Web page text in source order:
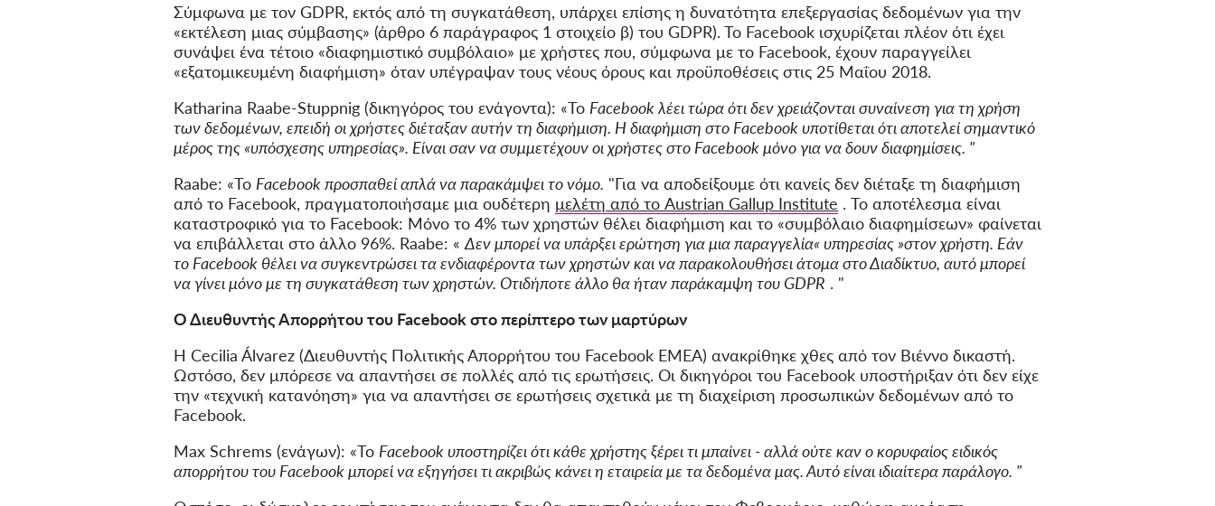
Σύμφωνα με τον GDPR, εκτός από τη συγκατάθεση, υπάρχει επίσης η δυνατότητα επεξεργασίας δεδομένων για την
«εκτέλεση μιας σύμβασης» (άρθρο 6 παράγραφος 1 στοιχείο β) του GDPR). Το Facebook ισχυρίζεται πλέον ότι έχει
συνάψει ένα τέτοιο «διαφημιστικό συμβόλαιο» με χρήστες που, σύμφωνα με το Facebook, έχουν παραγγείλει
«εξατομικευμένη διαφήμιση» όταν υπέγραψαν τους νέους όρους και προϋποθέσεις στις 25 Μαΐου 2018.
Katharina Raabe-Stuppnig (δικηγόρος του ενάγοντα): «Το Facebook λέει τώρα ότι δεν χρειάζονται συναίνεση για τη χρήση
των δεδομένων, επειδή οι χρήστες διέταξαν αυτήν τη διαφήμιση. Η διαφήμιση στο Facebook υποτίθεται ότι αποτελεί σημαντικό
μέρος της «υπόσχεσης υπηρεσίας». Είναι σαν να συμμετέχουν οι χρήστες στο Facebook μόνο για να δουν διαφημίσεις. "
Raabe: «Το Facebook προσπαθεί απλά να παρακάμψει το νόμο. "Για να αποδείξουμε ότι κανείς δεν διέταξε τη διαφήμιση
από το Facebook, πραγματοποιήσαμε μια ουδέτερη μελέτη από το Austrian Gallup Institute . Το αποτέλεσμα είναι
καταστροφικό για το Facebook: Μόνο το 4% των χρηστών θέλει διαφήμιση και το «συμβόλαιο διαφημίσεων» φαίνεται
να επιβάλλεται στο άλλο 96%. Raabe: « Δεν μπορεί να υπάρξει ερώτηση για μια παραγγελία« υπηρεσίας »στον χρήστη. Εάν
το Facebook θέλει να συγκεντρώσει τα ενδιαφέροντα των χρηστών και να παρακολουθήσει άτομα στο Διαδίκτυο, αυτό μπορεί
να γίνει μόνο με τη συγκατάθεση των χρηστών. Οτιδήποτε άλλο θα ήταν παράκαμψη του GDPR . "
Ο Διευθυντής Απορρήτου του Facebook στο περίπτερο των μαρτύρων
Η Cecilia Álvarez (Διευθυντής Πολιτικής Απορρήτου του Facebook EMEA) ανακρίθηκε χθες από τον Βιέννο δικαστή.
Ωστόσο, δεν μπόρεσε να απαντήσει σε πολλές από τις ερωτήσεις. Οι δικηγόροι του Facebook υποστήριξαν ότι δεν είχε
την «τεχνική κατανόηση» για να απαντήσει σε ερωτήσεις σχετικά με τη διαχείριση προσωπικών δεδομένων από το
Facebook.
Max Schrems (ενάγων): «Το Facebook υποστηρίζει ότι κάθε χρήστης ξέρει τι μπαίνει - αλλά ούτε καν ο κορυφαίος ειδικός
απορρήτου του Facebook μπορεί να εξηγήσει τι ακριβώς κάνει η εταιρεία με τα δεδομένα μας. Αυτό είναι ιδιαίτερα παράλογο. "